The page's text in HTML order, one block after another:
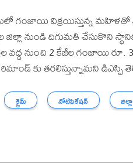
గంజాయి విక్రయిస్తున్న
జిల్లా నుండి దిగుమతి చేసుకొని
వద్ద నుంచి 2 కేజీల గంజాయి రూ.
కు తరలిస్తున్నామని డిఎస్పి
క్రైమ్ నోటిఫికేషన్